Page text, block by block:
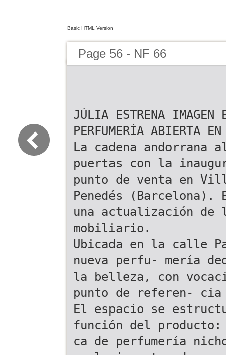
Basic HTML Version
Page 56 - NF 66
JÚLIA ESTRENA IMAGEN
PERFUMERÍA ABIERTA
La cadena andorrana
puertas con la
punto de venta en
Penedés
una actualización de
mobiliario.
Ubicada en la calle
nueva perfu- mería
la belleza, con
punto de referen-
El espacio se
función del producto:
ca de perfumería